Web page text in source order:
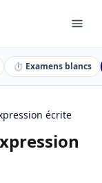
⏱️ Examens blancs
écrite